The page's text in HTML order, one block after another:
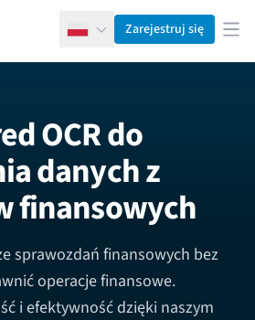
PolskiZarejestruj się
OCR do
danych z
finansowych
sprawozdań finansowych bez
operacje finansowe.
i efektywność dzięki naszym